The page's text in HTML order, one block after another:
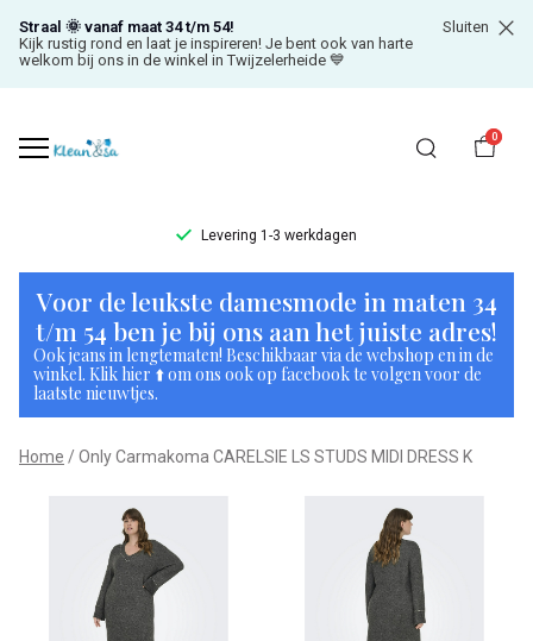
Straal 🌞 vanaf maat 34 t/m 54!
Kijk rustig rond en laat je inspireren! Je bent ook van harte
welkom bij ons in de winkel in Twijzelerheide 💙
Sluiten
0
Levering 1-3 werkdagen
Only
Carmakoma
CARELSIE
LS
STUDS
MIDI
DRESS
Voor de leukste damesmode in maten 34
t/m 54 ben je bij ons aan het juiste adres!
Ook jeans in lengtematen! Beschikbaar via de webshop en in de
winkel. Klik hier ⬆️ om ons ook op facebook te volgen voor de
laatste nieuwtjes.
Home Only Carmakoma CARELSIE LS STUDS MIDI DRESS K